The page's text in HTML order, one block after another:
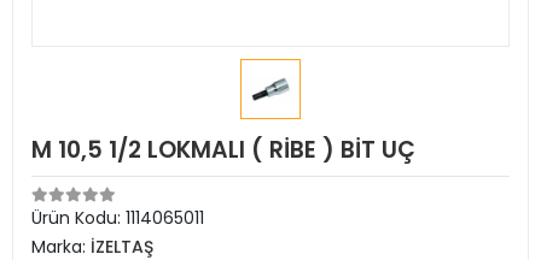
M 10,5 1/2 LOKMALI ( RİBE ) BİT UÇ
Ürün Kodu: 1114065011
Marka: İZELTAŞ